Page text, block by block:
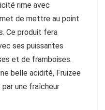
rime avec
de mettre au point
Ce produit fera
ses puissantes
et de framboises.
belle acidité, Fruizee
une fraîcheur